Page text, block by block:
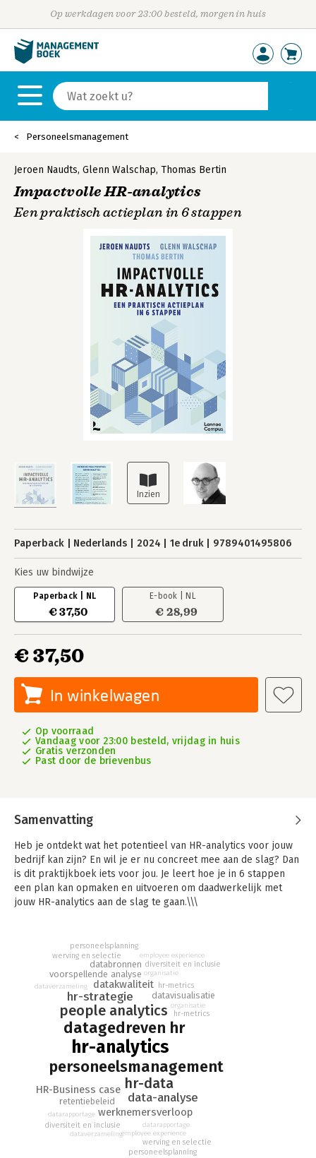
Op werkdagen voor 23:00 besteld, morgen in huis
Personeelsmanagement
Jeroen Naudts, Glenn Walschap, Thomas Bertin
Impactvolle HR-analytics
Een praktisch actieplan in 6 stappen
Paperback Nederlands 2024 1e druk 9789401495806
Kies uw bindwijze
Paperback | NL
€ 37,50
E-book | NL
€ 28,99
€ 37,50
In winkelwagen
Op voorraad
Vandaag voor 23:00 besteld, vrijdag in huis
Gratis verzonden
Past door de brievenbus
Samenvatting
Heb je ontdekt wat het potentieel van HR-analytics voor jouw
bedrijf kan zijn? En wil je er nu concreet mee aan de slag? Dan
is dit praktijkboek iets voor jou. Je leert hoe je in 6 stappen
een plan kan opmaken en uitvoeren om daadwerkelijk met
jouw HR-analytics aan de slag te gaan.\\\
biedt een helder stappenplan waarmee elke HR-professional
aan de slag kan, ondersteund met verschillende cases uit de
praktijk. Laat dit boek je gids zijn op weg naar een
geoptimaliseerd HR-beleid met de kracht van data.
hr-analytics
datagedreven hr
personeelsmanagement
people analytics
hr-data
hr-strategie
data-analyse
werknemersverloop
datakwaliteit
HR-Business case
voorspellende analyse
retentiebeleid
databronnen
datavisualisatie
datarapportage
employee experience
diversiteit en inclusie
organisatie
werving en selectie
personeelsplanning
hr-metrics
dataverzameling
datarapportage
employee experience
diversiteit en inclusie
organisatie
werving en selectie
personeelsplanning
hr-metrics
dataverzameling